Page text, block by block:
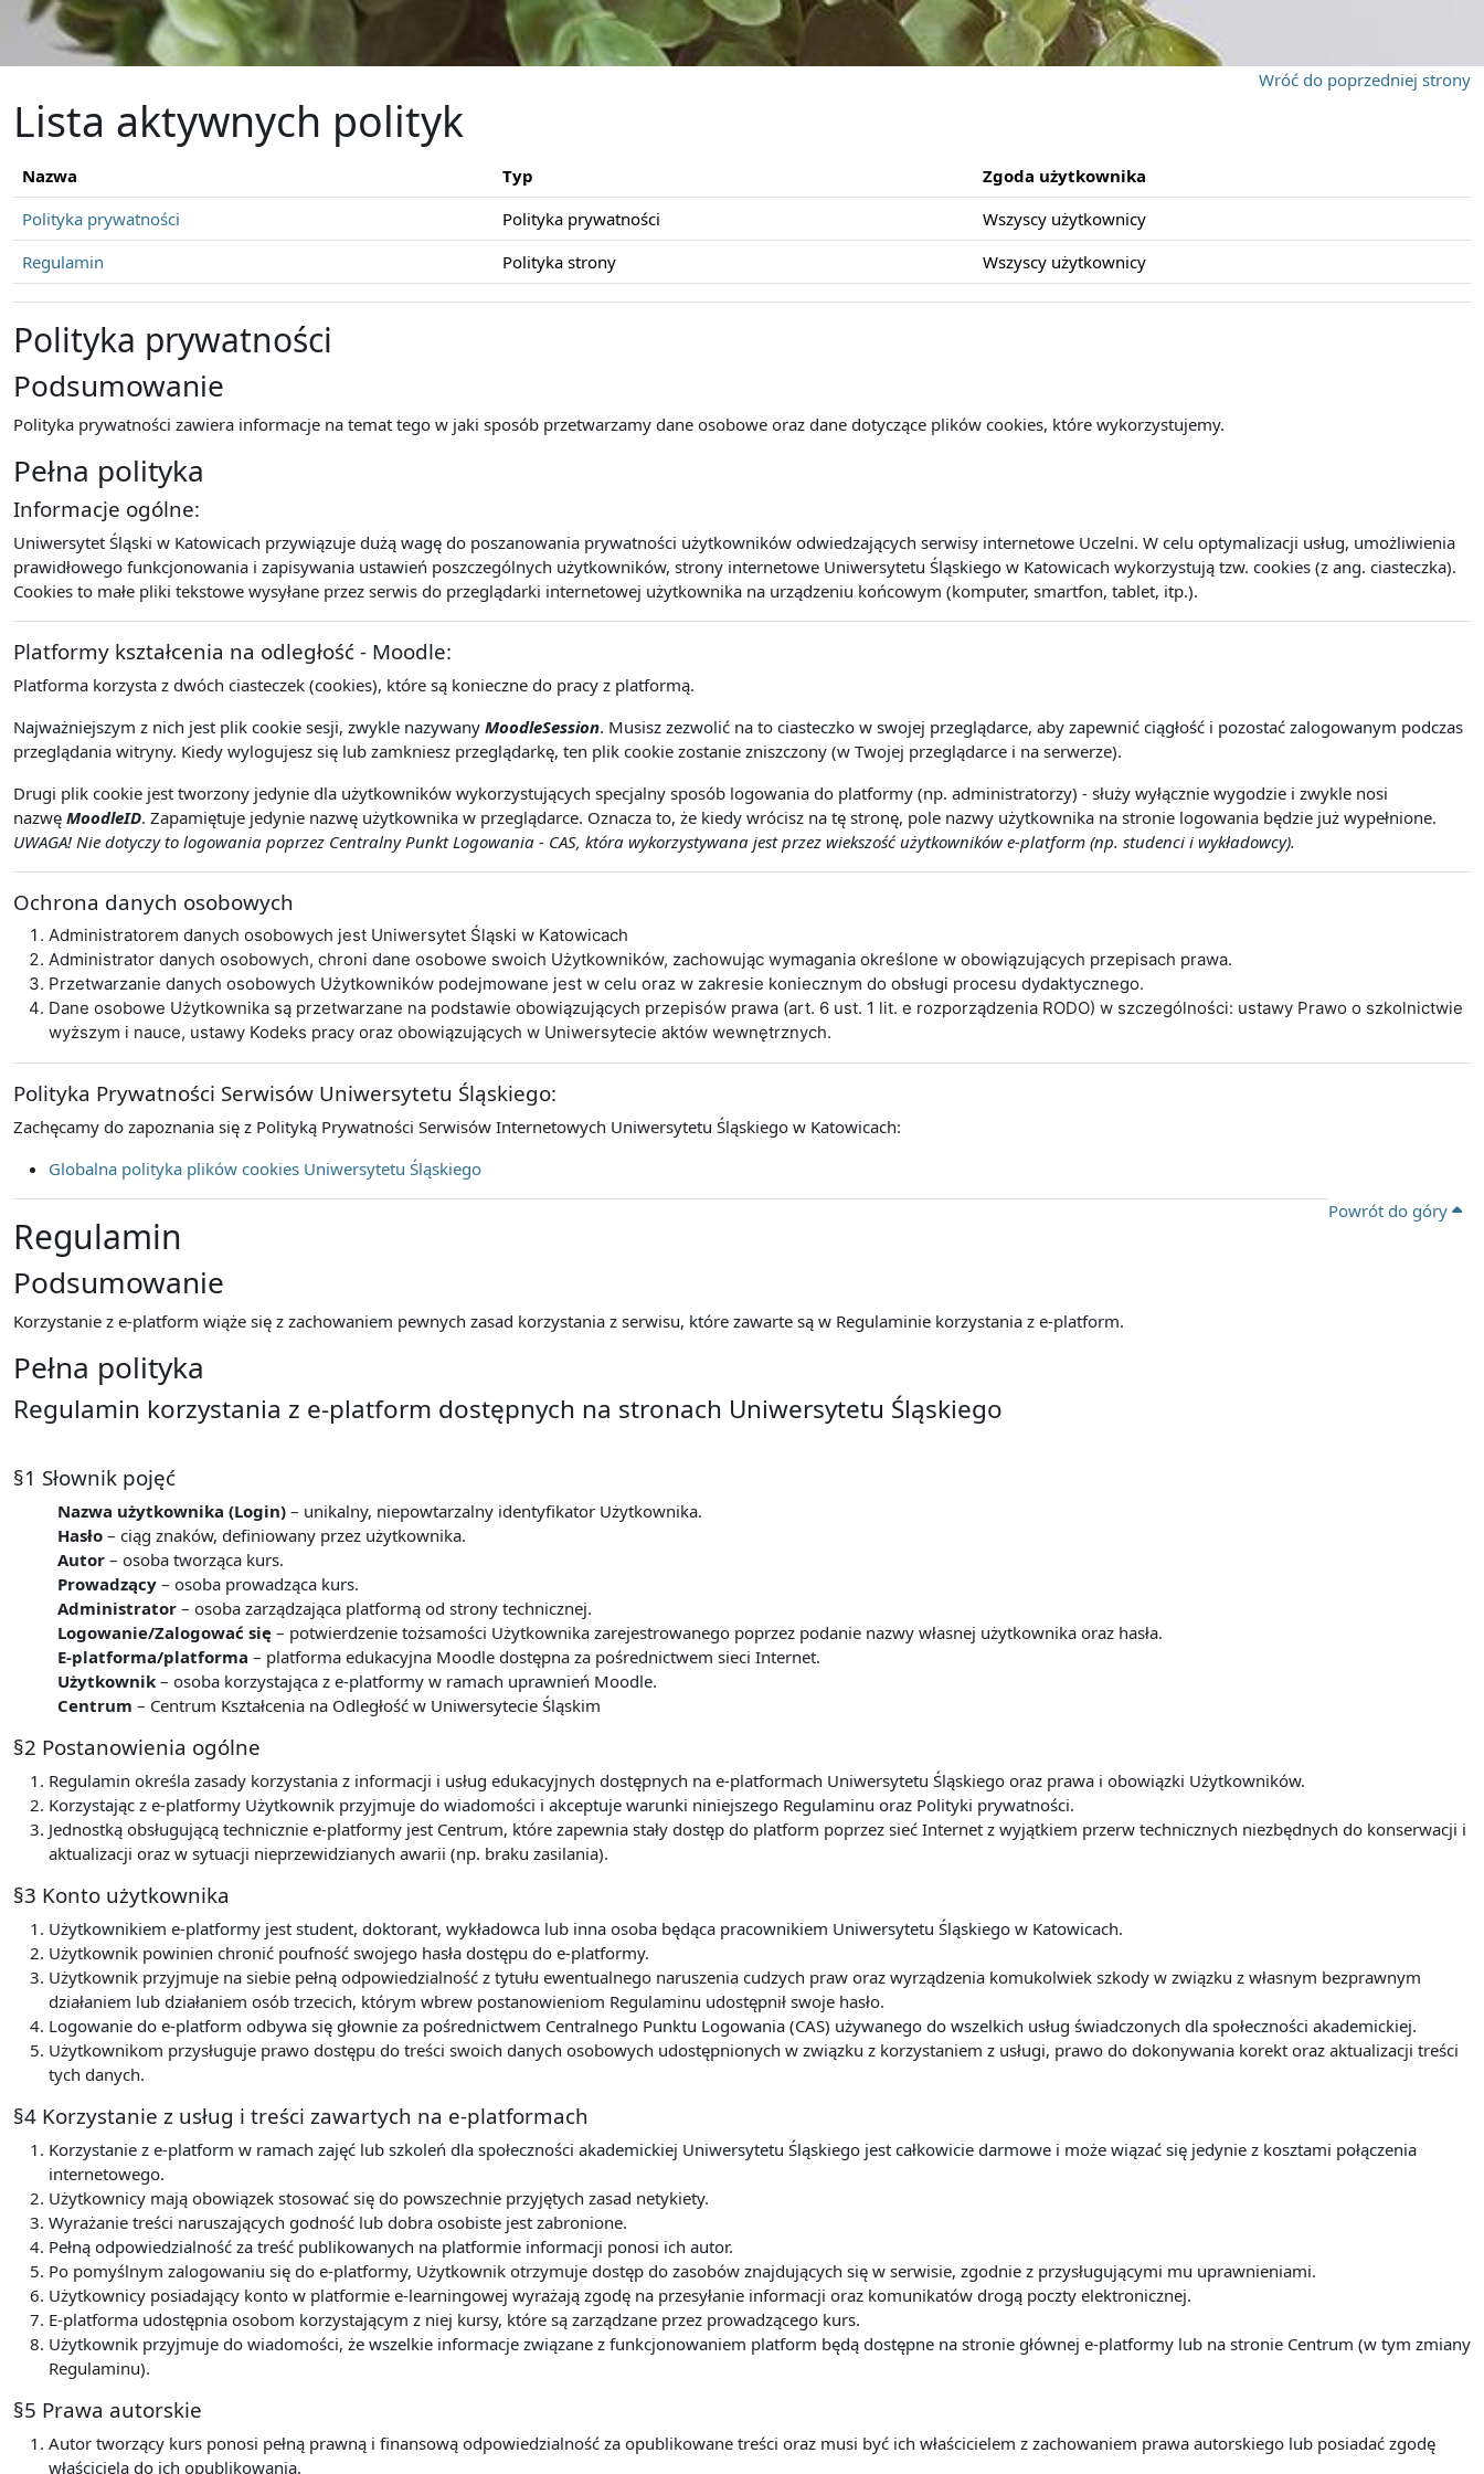
Przejdź do głównej zawartości
Wróć do poprzedniej strony
Lista aktywnych polityk
Nazwa Typ
Zgoda użytkownika
Polityka prywatności
Polityka prywatności
Wszyscy użytkownicy
Regulamin
Polityka strony Wszyscy użytkownicy
Polityka prywatności
Podsumowanie
Polityka prywatności zawiera informacje na temat tego w jaki sposób przetwarzamy dane osobowe oraz dane dotyczące plików cookies, które wykorzystujemy.
Pełna polityka
Informacje ogólne:
Uniwersytet Śląski w Katowicach przywiązuje dużą wagę do poszanowania prywatności użytkowników odwiedzających serwisy internetowe Uczelni. W celu optymalizacji usług, umożliwienia
prawidłowego funkcjonowania i zapisywania ustawień poszczególnych użytkowników, strony internetowe Uniwersytetu Śląskiego w Katowicach wykorzystują tzw. cookies (z ang. ciasteczka).
Cookies to małe pliki tekstowe wysyłane przez serwis do przeglądarki internetowej użytkownika na urządzeniu końcowym (komputer, smartfon, tablet, itp.).
Platformy kształcenia na odległość - Moodle:
Platforma korzysta z dwóch ciasteczek (cookies), które są konieczne do pracy z platformą.
Najważniejszym z nich jest plik cookie sesji, zwykle nazywany MoodleSession. Musisz zezwolić na to ciasteczko w swojej przeglądarce, aby zapewnić ciągłość i pozostać zalogowanym podczas
przeglądania witryny. Kiedy wylogujesz się lub zamkniesz przeglądarkę, ten plik cookie zostanie zniszczony (w Twojej przeglądarce i na serwerze).
Drugi plik cookie jest tworzony jedynie dla użytkowników wykorzystujących specjalny sposób logowania do platformy (np. administratorzy) - służy wyłącznie wygodzie i zwykle nosi
nazwę MoodleID. Zapamiętuje jedynie nazwę użytkownika w przeglądarce. Oznacza to, że kiedy wrócisz na tę stronę, pole nazwy użytkownika na stronie logowania będzie już wypełnione.
UWAGA! Nie dotyczy to logowania poprzez Centralny Punkt Logowania - CAS, która wykorzystywana jest przez wiekszość użytkowników e-platform (np. studenci i wykładowcy).
Ochrona danych osobowych
Administratorem danych osobowych jest Uniwersytet Śląski w Katowicach
Administrator danych osobowych, chroni dane osobowe swoich Użytkowników, zachowując wymagania określone w obowiązujących przepisach prawa.
Przetwarzanie danych osobowych Użytkowników podejmowane jest w celu oraz w zakresie koniecznym do obsługi procesu dydaktycznego.
Dane osobowe Użytkownika są przetwarzane na podstawie obowiązujących przepisów prawa (art. 6 ust. 1 lit. e rozporządzenia RODO) w szczególności: ustawy Prawo o szkolnictwie
wyższym i nauce, ustawy Kodeks pracy oraz obowiązujących w Uniwersytecie aktów wewnętrznych.
Polityka Prywatności Serwisów Uniwersytetu Śląskiego:
Zachęcamy do zapoznania się z Polityką Prywatności Serwisów Internetowych Uniwersytetu Śląskiego w Katowicach:
Globalna polityka plików cookies Uniwersytetu Śląskiego
Powrót do góry
Regulamin
Podsumowanie
Korzystanie z e-platform wiąże się z zachowaniem pewnych zasad korzystania z serwisu, które zawarte są w Regulaminie korzystania z e-platform.
Pełna polityka
Regulamin korzystania z e-platform dostępnych na stronach Uniwersytetu Śląskiego
§1 Słownik pojęć
Nazwa użytkownika (Login) – unikalny, niepowtarzalny identyfikator Użytkownika.
Hasło – ciąg znaków, definiowany przez użytkownika.
Autor – osoba tworząca kurs.
Prowadzący – osoba prowadząca kurs.
Administrator – osoba zarządzająca platformą od strony technicznej.
Logowanie/Zalogować się – potwierdzenie tożsamości Użytkownika zarejestrowanego poprzez podanie nazwy własnej użytkownika oraz hasła.
E-platforma/platforma – platforma edukacyjna Moodle dostępna za pośrednictwem sieci Internet.
Użytkownik – osoba korzystająca z e-platformy w ramach uprawnień Moodle.
Centrum – Centrum Kształcenia na Odległość w Uniwersytecie Śląskim
§2 Postanowienia ogólne
Regulamin określa zasady korzystania z informacji i usług edukacyjnych dostępnych na e-platformach Uniwersytetu Śląskiego oraz prawa i obowiązki Użytkowników.
Korzystając z e-platformy Użytkownik przyjmuje do wiadomości i akceptuje warunki niniejszego Regulaminu oraz Polityki prywatności.
Jednostką obsługującą technicznie e-platformy jest Centrum, które zapewnia stały dostęp do platform poprzez sieć Internet z wyjątkiem przerw technicznych niezbędnych do konserwacji i
aktualizacji oraz w sytuacji nieprzewidzianych awarii (np. braku zasilania).
§3 Konto użytkownika
Użytkownikiem e-platformy jest student, doktorant, wykładowca lub inna osoba będąca pracownikiem Uniwersytetu Śląskiego w Katowicach.
Użytkownik powinien chronić poufność swojego hasła dostępu do e-platformy.
Użytkownik przyjmuje na siebie pełną odpowiedzialność z tytułu ewentualnego naruszenia cudzych praw oraz wyrządzenia komukolwiek szkody w związku z własnym bezprawnym
działaniem lub działaniem osób trzecich, którym wbrew postanowieniom Regulaminu udostępnił swoje hasło.
Logowanie do e-platform odbywa się głownie za pośrednictwem Centralnego Punktu Logowania (CAS) używanego do wszelkich usług świadczonych dla społeczności akademickiej.
Użytkownikom przysługuje prawo dostępu do treści swoich danych osobowych udostępnionych w związku z korzystaniem z usługi, prawo do dokonywania korekt oraz aktualizacji treści
tych danych.
§4 Korzystanie z usług i treści zawartych na e-platformach
Korzystanie z e-platform w ramach zajęć lub szkoleń dla społeczności akademickiej Uniwersytetu Śląskiego jest całkowicie darmowe i może wiązać się jedynie z kosztami połączenia
internetowego.
Użytkownicy mają obowiązek stosować się do powszechnie przyjętych zasad netykiety.
Wyrażanie treści naruszających godność lub dobra osobiste jest zabronione.
Pełną odpowiedzialność za treść publikowanych na platformie informacji ponosi ich autor.
Po pomyślnym zalogowaniu się do e-platformy, Użytkownik otrzymuje dostęp do zasobów znajdujących się w serwisie, zgodnie z przysługującymi mu uprawnieniami.
Użytkownicy posiadający konto w platformie e-learningowej wyrażają zgodę na przesyłanie informacji oraz komunikatów drogą poczty elektronicznej.
E-platforma udostępnia osobom korzystającym z niej kursy, które są zarządzane przez prowadzącego kurs.
Użytkownik przyjmuje do wiadomości, że wszelkie informacje związane z funkcjonowaniem platform będą dostępne na stronie głównej e-platformy lub na stronie Centrum (w tym zmiany
Regulaminu).
§5 Prawa autorskie
Autor tworzący kurs ponosi pełną prawną i finansową odpowiedzialność za opublikowane treści oraz musi być ich właścicielem z zachowaniem prawa autorskiego lub posiadać zgodę
właściciela do ich opublikowania.